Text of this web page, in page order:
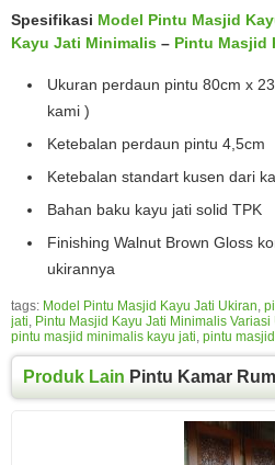
Spesifikasi Model Pintu Masjid
Kayu Jati Minimalis – Pintu Masjid
Ukuran perdaun pintu 80cm x
kami )
Ketebalan perdaun pintu 4,5cm
Ketebalan standart kusen dari
Bahan baku kayu jati solid TPK
Finishing Walnut Brown Gloss
ukirannya
tags: Model Pintu Masjid Kayu Jati Ukiran,
jati, Pintu Masjid Kayu Jati Minimalis Variasi
pintu masjid minimalis kayu jati, pintu
Produk Lain Pintu Kamar